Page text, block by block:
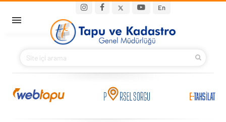
En
Main navigation
BAKANIMIZ
KURUMSAL